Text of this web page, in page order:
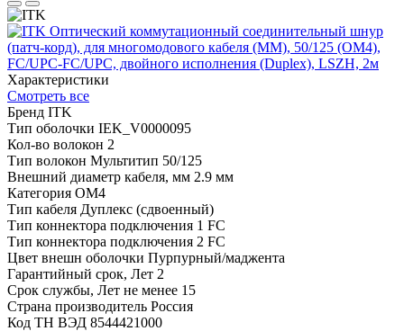
Характеристики
Смотреть все
Бренд ITK
Тип оболочки IEK_V0000095
Кол-во волокон 2
Тип волокон Мультитип 50/125
Внешний диаметр кабеля, мм 2.9 мм
Категория OM4
Тип кабеля Дуплекс (сдвоенный)
Тип коннектора подключения 1 FC
Тип коннектора подключения 2 FC
Цвет внешн оболочки Пурпурный/маджента
Гарантийный срок, Лет 2
Срок службы, Лет не менее 15
Страна производитель Россия
Код ТН ВЭД 8544421000